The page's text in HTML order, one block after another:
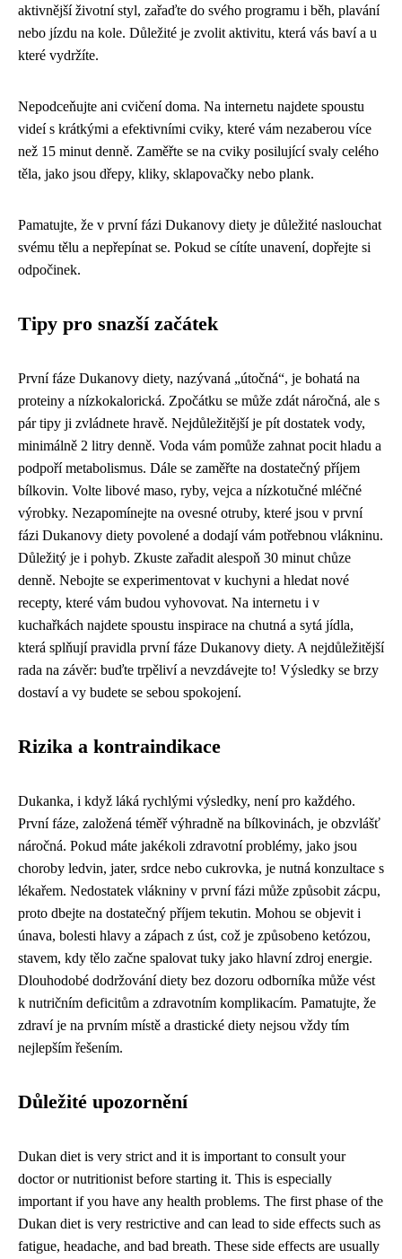
aktivnější životní styl, zařaďte do svého programu i běh, plavání
nebo jízdu na kole. Důležité je zvolit aktivitu, která vás baví a u
které vydržíte.
Nepodceňujte ani cvičení doma. Na internetu najdete spoustu
videí s krátkými a efektivními cviky, které vám nezaberou více
než 15 minut denně. Zaměřte se na cviky posilující svaly celého
těla, jako jsou dřepy, kliky, sklapovačky nebo plank.
Pamatujte, že v první fázi Dukanovy diety je důležité naslouchat
svému tělu a nepřepínat se. Pokud se cítíte unavení, dopřejte si
odpočinek.
Tipy pro snazší začátek
První fáze Dukanovy diety, nazývaná „útočná“, je bohatá na
proteiny a nízkokalorická. Zpočátku se může zdát náročná, ale s
pár tipy ji zvládnete hravě. Nejdůležitější je pít dostatek vody,
minimálně 2 litry denně. Voda vám pomůže zahnat pocit hladu a
podpoří metabolismus. Dále se zaměřte na dostatečný příjem
bílkovin. Volte libové maso, ryby, vejca a nízkotučné mléčné
výrobky. Nezapomínejte na ovesné otruby, které jsou v první
fázi Dukanovy diety povolené a dodají vám potřebnou vlákninu.
Důležitý je i pohyb. Zkuste zařadit alespoň 30 minut chůze
denně. Nebojte se experimentovat v kuchyni a hledat nové
recepty, které vám budou vyhovovat. Na internetu i v
kuchařkách najdete spoustu inspirace na chutná a sytá jídla,
která splňují pravidla první fáze Dukanovy diety. A nejdůležitější
rada na závěr: buďte trpěliví a nevzdávejte to! Výsledky se brzy
dostaví a vy budete se sebou spokojení.
Rizika a kontraindikace
Dukanka, i když láká rychlými výsledky, není pro každého.
První fáze, založená téměř výhradně na bílkovinách, je obzvlášť
náročná. Pokud máte jakékoli zdravotní problémy, jako jsou
choroby ledvin, jater, srdce nebo cukrovka, je nutná konzultace s
lékařem. Nedostatek vlákniny v první fázi může způsobit zácpu,
proto dbejte na dostatečný příjem tekutin. Mohou se objevit i
únava, bolesti hlavy a zápach z úst, což je způsobeno ketózou,
stavem, kdy tělo začne spalovat tuky jako hlavní zdroj energie.
Dlouhodobé dodržování diety bez dozoru odborníka může vést
k nutričním deficitům a zdravotním komplikacím. Pamatujte, že
zdraví je na prvním místě a drastické diety nejsou vždy tím
nejlepším řešením.
Důležité upozornění
Dukan diet is very strict and it is important to consult your
doctor or nutritionist before starting it. This is especially
important if you have any health problems. The first phase of the
Dukan diet is very restrictive and can lead to side effects such as
fatigue, headache, and bad breath. These side effects are usually